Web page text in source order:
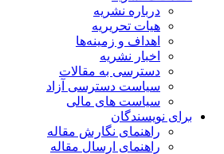
درباره نشریه
هیات تحریریه
اهداف و زمینه‌ها
اخبار نشریه
دسترسی به مقالات
سیاست دسترسی آزاد
سیاست های مالی
برای نویسندگان
راهنمای نگارش مقاله
راهنمای ارسال مقاله